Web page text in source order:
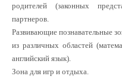
родителей (законных
партнеров.
Развивающие познавательные
из различных областей
английский язык).
Зона для игр и отдыха.